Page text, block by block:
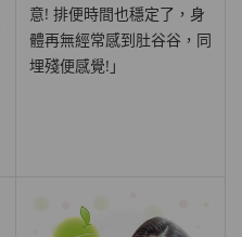
意! 排便時間也穩定了，身
體再無經常感到肚谷谷，同
埋殘便感覺!」